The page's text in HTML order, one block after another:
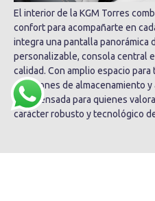
El interior de la KGM Torres
confort para acompañarte en
integra una pantalla panorámica
personalizable, consola central
calidad. Con amplio espacio
soluciones de almacenamiento
está pensada para quienes
carácter robusto y tecnológico